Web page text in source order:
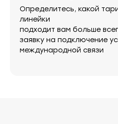
Определитесь, какой
линейки
подходит вам больше
заявку на подключение
международной связи